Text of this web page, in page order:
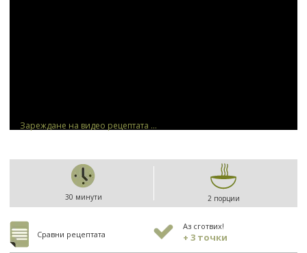
Зареждане на видео рецептата ...
30 минути 2 порции
Сравни рецептата
Аз сготвих!
+ 3 точки